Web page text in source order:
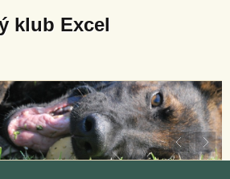
klub Excel